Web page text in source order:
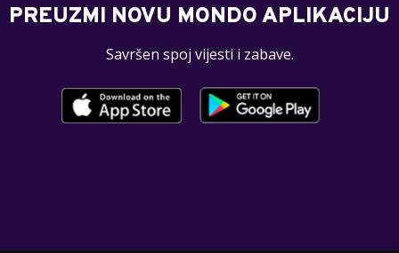
PREUZMI NOVU MONDO APLIKACIJU
Savršen spoj vijesti i zabave.